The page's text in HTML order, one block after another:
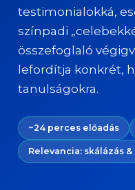
testimonialokká,
színpadi
összefoglaló
lefordítja konkrét,
tanulságokra.
~24 perces előadás
Relevancia: skálázás